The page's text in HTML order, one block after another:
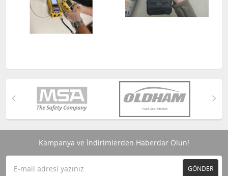
Kampanya ve İndirimlerden Haberdar Olun!
GÖNDER